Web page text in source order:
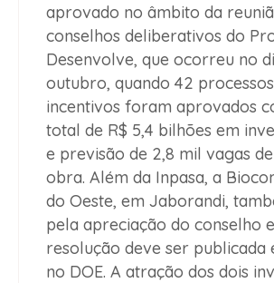
aprovado no âmbito da
conselhos deliberativos do
Desenvolve, que ocorreu no
outubro, quando 42
incentivos foram aprovados
total de R$ 5,4 bilhões em
e previsão de 2,8 mil vagas
obra. Além da Inpasa, a
do Oeste, em Jaborandi,
pela apreciação do conselho
resolução deve ser publicada
no DOE. A atração dos dois